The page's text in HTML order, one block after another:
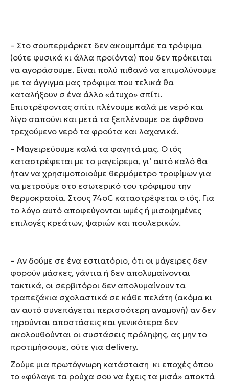
– Στο σουπερμάρκετ δεν ακουμπάμε τα τρόφιμα
(ούτε φυσικά κι άλλα προϊόντα) που δεν πρόκειται
να αγοράσουμε. Είναι πολύ πιθανό να επιμολύνουμε
με τα άγγιγμα μας τρόφιμα που τελικά θα
καταλήξουν σ ένα άλλο «άτυχο» σπίτι.
Επιστρέφοντας σπίτι πλένουμε καλά με νερό και
λίγο σαπούνι και μετά τα ξεπλένουμε σε άφθονο
τρεχούμενο νερό τα φρούτα και λαχανικά.
– Μαγειρεύουμε καλά τα φαγητά μας. Ο ιός
καταστρέφεται με το μαγείρεμα, γι’ αυτό καλό θα
ήταν να χρησιμοποιούμε θερμόμετρο τροφίμων για
να μετρούμε στο εσωτερικό του τρόφιμου την
θερμοκρασία. Στους 74οC καταστρέφεται ο ιός. Για
το λόγο αυτό αποφεύγονται ωμές ή μισοψημένες
επιλογές κρεάτων, ψαριών και πουλερικών.
– Αν δούμε σε ένα εστιατόριο, ότι οι μάγειρες δεν
φορούν μάσκες, γάντια ή δεν απολυμαίνονται
τακτικά, οι σερβιτόροι δεν απολυμαίνουν τα
τραπεζάκια σχολαστικά σε κάθε πελάτη (ακόμα κι
αν αυτό συνεπάγεται περισσότερη αναμονή) αν δεν
τηρούνται αποστάσεις και γενικότερα δεν
ακολουθούνται οι συστάσεις πρόληψης, ας μην το
προτιμήσουμε, ούτε για delivery.
Ζούμε μια πρωτόγνωρη κατάσταση κι εποχές όπου
το «φύλαγε τα ρούχα σου να έχεις τα μισά» αποκτά